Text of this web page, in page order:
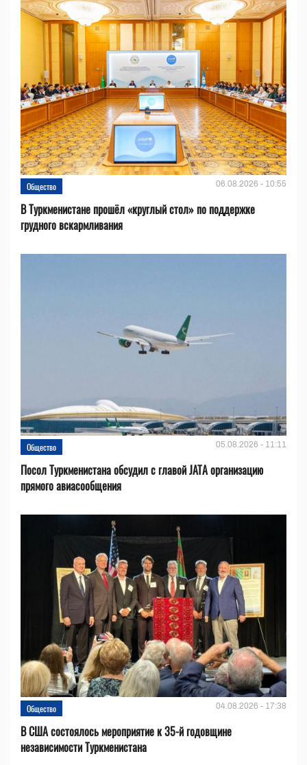
Общество 06.08.2026 - 10:55
В Туркменистане прошёл «круглый стол» по поддержке
грудного вскармливания
Общество 05.08.2026 - 11:11
Посол Туркменистана обсудил с главой JATA организацию
прямого авиасообщения
Общество 04.08.2026 - 17:38
В США состоялось мероприятие к 35-й годовщине
независимости Туркменистана